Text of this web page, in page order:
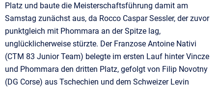
Platz und baute die Meisterschaftsführung damit am
Samstag zunächst aus, da Rocco Caspar Sessler, der zuvor
punktgleich mit Phommara an der Spitze lag,
unglücklicherweise stürzte. Der Franzose Antoine Nativi
(CTM 83 Junior Team) belegte im ersten Lauf hinter Vincze
und Phommara den dritten Platz, gefolgt von Filip Novotny
(DG Corse) aus Tschechien und dem Schweizer Levin